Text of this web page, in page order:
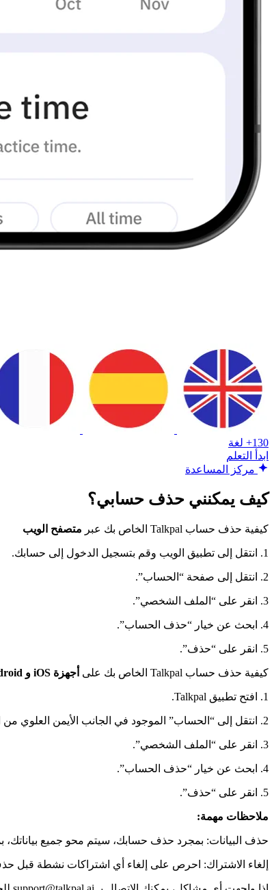
130+ لغة
ابدأ التعلم
مركز المساعدة
كيف يمكنني حذف حسابي؟
كيفية حذف حساب Talkpal الخاص بك عبر متصفح الويب
1. انتقل إلى تطبيق الويب وقم بتسجيل الدخول إلى حسابك.
2. انتقل إلى صفحة “الحساب”.
3. انقر على “الملف الشخصي”.
4. ابحث عن خيار “حذف الحساب”.
5. انقر على “حذف”.
كيفية حذف حساب Talkpal الخاص بك على أجهزة iOS و Android
1. افتح تطبيق Talkpal.
2. انتقل إلى “الحساب” الموجود في الجانب الأيمن العلوي من الشاشة.
3. انقر على “الملف الشخصي”.
4. ابحث عن خيار “حذف الحساب”.
5. انقر على “حذف”.
ملاحظات مهمة:
حذف البيانات: بمجرد حذف حسابك، سيتم محو جميع بياناتك،
إلغاء الاشتراك: احرص على إلغاء أي اشتراكات نشطة قبل